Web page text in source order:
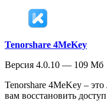
Tenorshare 4MeKey
Версия 4.0.10 — 109 Мб
Tenorshare 4MeKey –
вам восстановить